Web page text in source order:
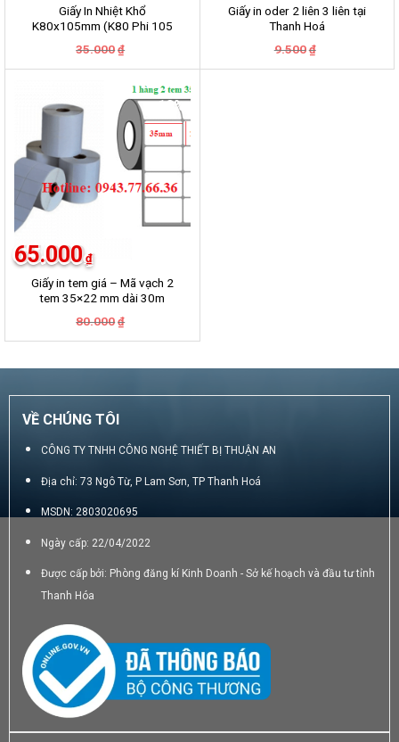
Giấy In Nhiệt Khổ
K80x105mm (K80 Phi 105
35.000 ₫
là:
35.000₫.
tại
là:
30.000₫.
Giấy in oder 2 liên 3 liên tại
Thanh Hoá
9.500 ₫
là:
tại
-19%
Giấy in tem giá – Mã vạch 2
tem 35×22 mm dài 30m
80.000 ₫
là:
65.000 ₫
tại
65.000₫.
VỀ CHÚNG TÔI
CÔNG TY TNHH CÔNG NGHỆ THIẾT BỊ THUẬN AN
Địa chỉ: 73 Ngô Từ, P Lam Sơn, TP Thanh Hoá
MSDN: 2803020695
Ngày cấp: 22/04/2022
Được cấp bởi: Phòng đăng kí Kinh Doanh - Sở kế hoạch và đầu tư tỉnh
Thanh Hóa